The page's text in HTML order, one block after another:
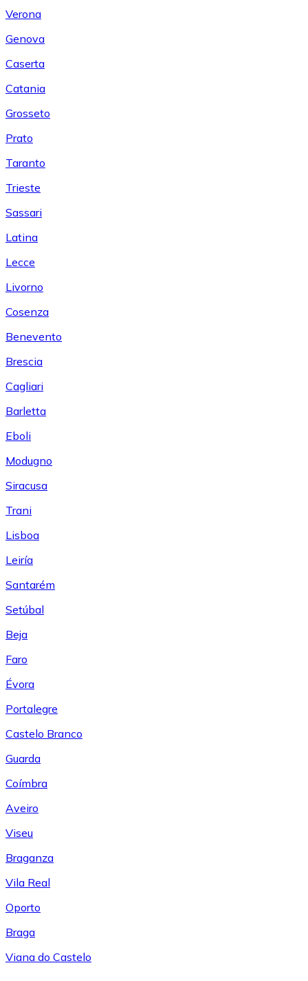
Verona
Genova
Caserta
Catania
Grosseto
Prato
Taranto
Trieste
Sassari
Latina
Lecce
Livorno
Cosenza
Benevento
Brescia
Cagliari
Barletta
Eboli
Modugno
Siracusa
Trani
Lisboa
Leiría
Santarém
Setúbal
Beja
Faro
Évora
Portalegre
Castelo Branco
Guarda
Coímbra
Aveiro
Viseu
Braganza
Vila Real
Oporto
Braga
Viana do Castelo